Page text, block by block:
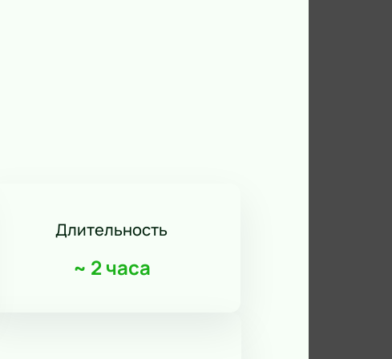
Длительность
~ 2 часа